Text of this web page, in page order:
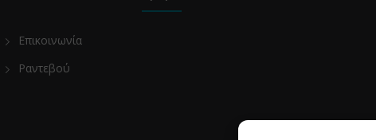
Επικοινωνία
Ραντεβού